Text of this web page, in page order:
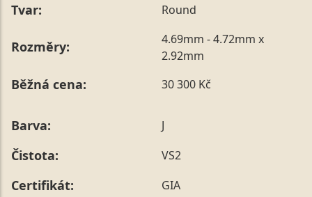
Tvar: Round
Rozměry:
4.69mm - 4.72mm x
2.92mm
Běžná cena: 30 300 Kč
Barva: J
Čistota: VS2
Certifikát: GIA